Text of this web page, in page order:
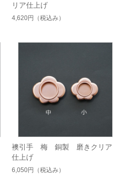
リア仕上げ
4,620円 （税込み）
襖引手 梅 銅製 磨きクリア
仕上げ
6,050円 （税込み）